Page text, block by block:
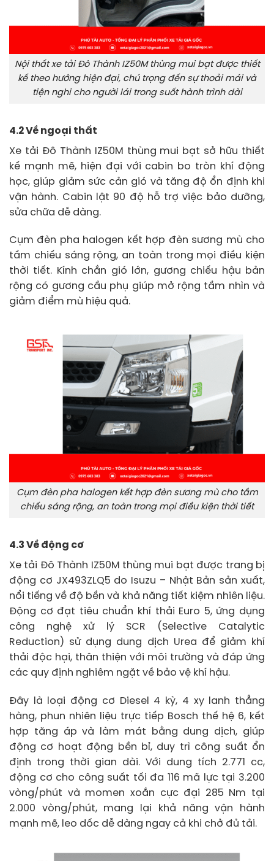
Nội thất xe tải Đô Thành IZ50M thùng mui bạt được thiết
kế theo hướng hiện đại, chú trọng đến sự thoải mái và
tiện nghi cho người lái trong suốt hành trình dài
4.2 Về ngoại thất
Xe tải Đô Thành IZ50M thùng mui bạt sở hữu thiết
kế mạnh mẽ, hiện đại với cabin bo tròn khí động
học, giúp giảm sức cản gió và tăng độ ổn định khi
vận hành. Cabin lật 90 độ hỗ trợ việc bảo dưỡng,
sửa chữa dễ dàng.
Cụm đèn pha halogen kết hợp đèn sương mù cho
tầm chiếu sáng rộng, an toàn trong mọi điều kiện
thời tiết. Kính chắn gió lớn, gương chiếu hậu bản
rộng có gương cầu phụ giúp mở rộng tầm nhìn và
giảm điểm mù hiệu quả.
Cụm đèn pha halogen kết hợp đèn sương mù cho tầm
chiếu sáng rộng, an toàn trong mọi điều kiện thời tiết
4.3 Về động cơ
Xe tải Đô Thành IZ50M thùng mui bạt được trang bị
động cơ JX493ZLQ5 do Isuzu – Nhật Bản sản xuất,
nổi tiếng về độ bền và khả năng tiết kiệm nhiên liệu.
Động cơ đạt tiêu chuẩn khí thải Euro 5, ứng dụng
công nghệ xử lý SCR (Selective Catalytic
Reduction) sử dụng dung dịch Urea để giảm khí
thải độc hại, thân thiện với môi trường và đáp ứng
các quy định nghiêm ngặt về bảo vệ khí hậu.
Đây là loại động cơ Diesel 4 kỳ, 4 xy lanh thẳng
hàng, phun nhiên liệu trực tiếp Bosch thế hệ 6, kết
hợp tăng áp và làm mát bằng dung dịch, giúp
động cơ hoạt động bền bỉ, duy trì công suất ổn
định trong thời gian dài. Với dung tích 2.771 cc,
động cơ cho công suất tối đa 116 mã lực tại 3.200
vòng/phút và momen xoắn cực đại 285 Nm tại
2.000 vòng/phút, mang lại khả năng vận hành
mạnh mẽ, leo dốc dễ dàng ngay cả khi chở đủ tải.